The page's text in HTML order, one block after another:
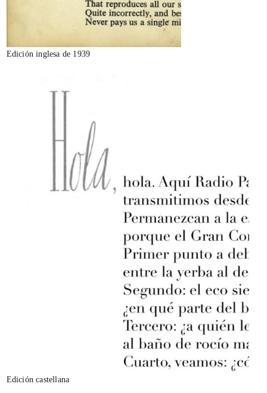
Edición inglesa de 1939
Edición castellana